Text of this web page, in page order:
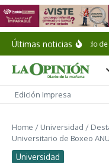
Saltar al contenido
Últimas noticiasAbelardo de
Edición Impresa
Home / Universidad /
Universitario de Boxeo
Universidad